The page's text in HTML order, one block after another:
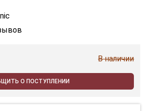
В наличии
О ПОСТУПЛЕНИИ